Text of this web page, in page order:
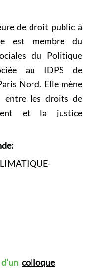
de droit public à
est membre du
du Politique
au IDPS de
Nord. Elle mène
entre les droits de
et la justice
colloque